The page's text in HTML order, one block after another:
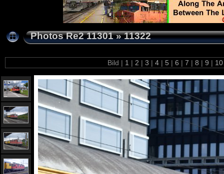
Photos Re2 11301»11322
Bild | 1 | 2 | 3 | 4 | 5 | 6 | 7 | 8 | 9 |